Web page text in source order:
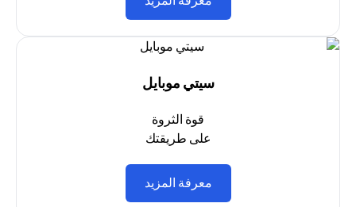
سيتي موبايل
قوة الثروة
على طريقتك
معرفة المزيد